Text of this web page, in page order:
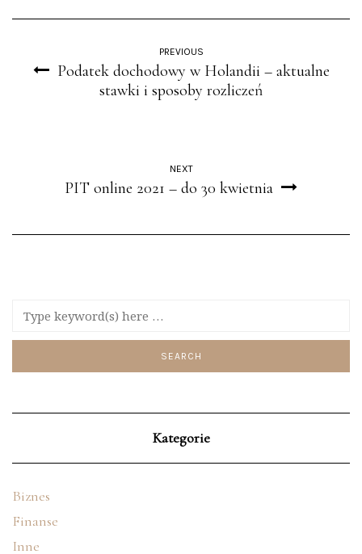
PREVIOUS
Podatek dochodowy w Holandii – aktualne
stawki i sposoby rozliczeń
NEXT
PIT online 2021 – do 30 kwietnia
Kategorie
Biznes
Finanse
Inne